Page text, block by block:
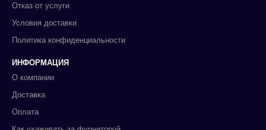
Отказ от услуги
Условия доставки
Политика конфиденциальности
ИНФОРМАЦИЯ
О компании
Доставка
Оплата